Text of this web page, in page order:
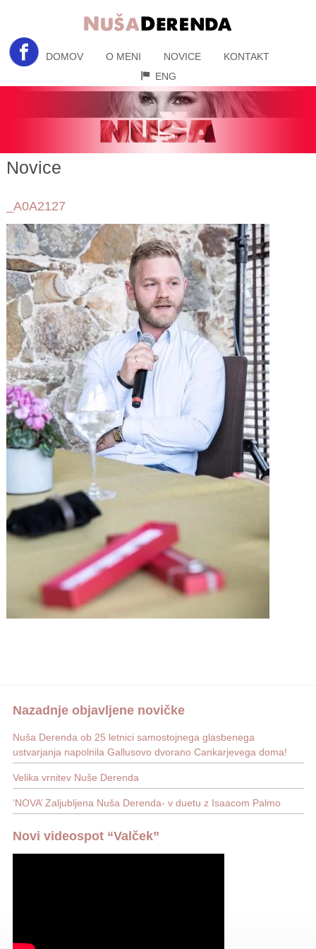
DOMOV O MENI NOVICE
KONTAKT
ENG
Novice
_A0A2127
Nazadnje objavljene novičke
Nuša Derenda ob 25 letnici samostojnega glasbenega
ustvarjanja napolnila Gallusovo dvorano Cankarjevega doma!
Velika vrnitev Nuše Derenda
‘NOVA’ Zaljubljena Nuša Derenda- v duetu z Isaacom Palmo
Novi videospot “Valček”